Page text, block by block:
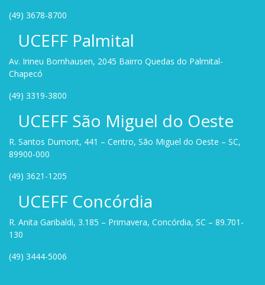
(49) 3678-8700
UCEFF Palmital
Av. Irineu Bornhausen, 2045 Bairro Quedas do Palmital-
Chapecó
(49) 3319-3800
UCEFF São Miguel do Oeste
R. Santos Dumont, 441 – Centro, São Miguel do Oeste – SC,
89900-000
(49) 3621-1205
UCEFF Concórdia
R. Anita Garibaldi, 3.185 – Primavera, Concórdia, SC – 89.701-
130
(49) 3444-5006